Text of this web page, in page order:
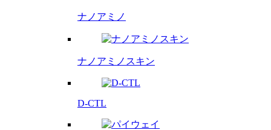
ナノアミノ
ナノアミノスキン
D-CTL